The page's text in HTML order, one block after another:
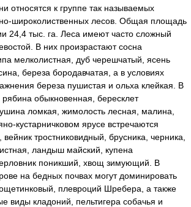
относятся к группе так называемых
широколиственных лесов. Общая площадь
24,4 тыс. га. Леса имеют часто сложный
В них произрастают сосна
мелколистная, дуб черешчатый, ясень
береза бородавчатая, а в условиях
береза пушистая и ольха клейкая. В
обыкновенная, бересклет
ломкая, жимолость лесная, малина,
кустарничковом ярусе встречаются
тростниковидный, брусника, черника,
ландыш майский, купена
поникший, хвощ зимующий. В
на бедных почвах могут доминировать
плевроций Шребера, а также
виды кладоний, пельтигера собачья и